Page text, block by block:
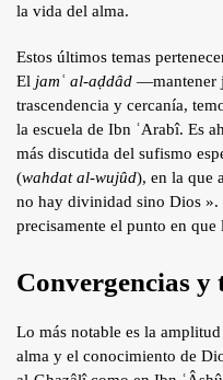
la vida del alma.
Estos últimos temas
El jamʿ al-aḍdâd —mantener
trascendencia y cercanía,
la escuela de Ibn ʿArabî. Es
más discutida del sufismo
(wahdat al-wujûd), en la que
no hay divinidad sino Dios ».
precisamente el punto en
Convergencias y
Lo más notable es la
alma y el conocimiento de